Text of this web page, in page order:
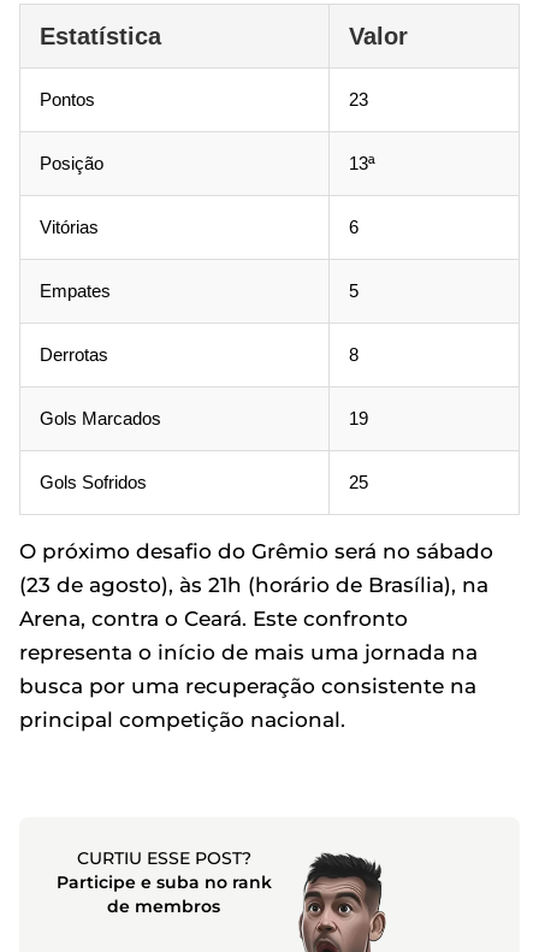
Estatística Valor
Pontos 23
Posição 13ª
Vitórias 6
Empates 5
Derrotas 8
Gols Marcados 19
Gols Sofridos 25
O próximo desafio do Grêmio será no sábado
(23 de agosto), às 21h (horário de Brasília), na
Arena, contra o Ceará. Este confronto
representa o início de mais uma jornada na
busca por uma recuperação consistente na
principal competição nacional.
CURTIU ESSE POST?
Participe e suba no rank
de membros